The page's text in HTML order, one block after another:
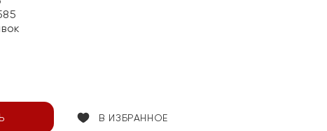
В ИЗБРАННОЕ